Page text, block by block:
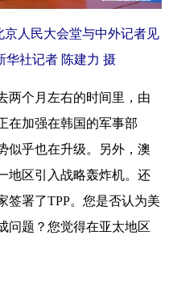
京人民大会堂与中外记者见
华社记者 陈建力 摄
两个月左右的时间里，由
在加强在韩国的军事部
似乎也在升级。另外，澳
地区引入战略轰炸机。还
签署了TPP。您是否认为美
问题？您觉得在亚太地区